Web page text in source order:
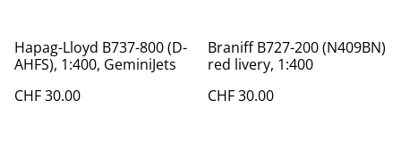
Hapag-Lloyd B737-800 (D-
AHFS), 1:400, GeminiJets
CHF 30.00
Braniff B727-200 (N409BN)
red livery, 1:400
CHF 30.00